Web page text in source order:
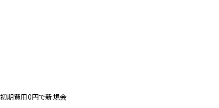
期費用0円で新規会